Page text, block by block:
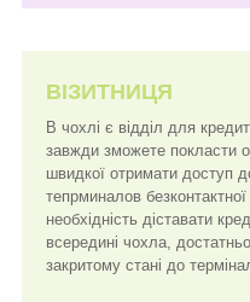
ВІЗИТНИЦЯ
В чохлі є відділ для
завжди зможете покласти
швидкої отримати доступ
тепрминалов
необхідність діставати
всередині чохла,
закритому стані до